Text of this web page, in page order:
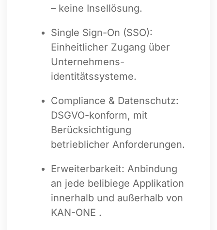
– keine Insellösung.
Single Sign-On (SSO):
Einheitlicher Zugang über
Unternehmens-
identitätssysteme.
Compliance & Datenschutz:
DSGVO-konform, mit
Berücksichtigung
betrieblicher Anforderungen.
Erweiterbarkeit: Anbindung
an jede belibiege Applikation
innerhalb und außerhalb von
KAN-ONE .